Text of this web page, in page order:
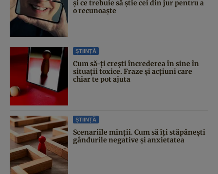
și ce trebuie să știe cei din jur pentru a
o recunoaște
ȘTIINȚĂ
Cum să-ți crești încrederea în sine în
situații toxice. Fraze și acțiuni care
chiar te pot ajuta
ȘTIINȚĂ
Scenariile minții. Cum să îți stăpânești
gândurile negative și anxietatea